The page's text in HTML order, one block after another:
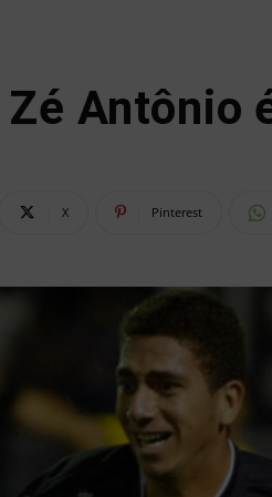
Zé Antônio
X Pinterest